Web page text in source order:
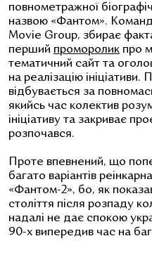
повнометражної
назвою «Фантом».
Movie Group, збирає
перший проморолик про
тематичний сайт та
на реалізацію
відбувається за
якийсь час колектив
ініціативу та закриває
розпочався.
Проте впевнений, що
багато варіантів
«Фантом-2», бо, як
століття після розпаду
надалі не дає спокою
90-х випередив час на